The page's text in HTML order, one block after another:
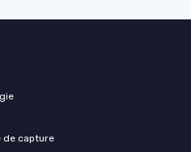
de capture